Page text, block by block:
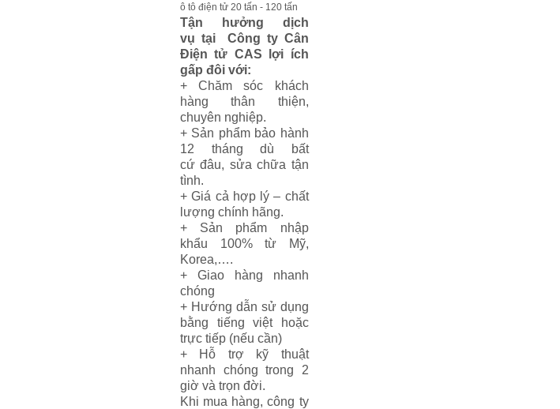
ô tô điện tử 20 tấn - 120 tấn
Tận hưởng d ịch
vụ tại
Công ty Cân
Điện tử CAS lợi ích
gấp đôi với:
+ Chăm sóc khách
hàng thân thiện,
chuyên nghiệp.
+ Sản phẩm bảo hành
12 tháng dù bất
cứ đâu, sửa chữa tận
tình.
+ Giá cả hợp lý – chất
ượng chính hãng.
+ Sản phẩm nhập
khẩu 100% từ Mỹ,
Korea,….
+ Giao hàng nhanh
chóng
+ H ướng dẫn sửdụng
bằng tiếng việt hoặc
trực tiếp (nếu cần)
+ Hỗ trợ kỹ thuật
nhanh chóng trong 2
giờ và trọn đời.
Khi mua hàng, công ty